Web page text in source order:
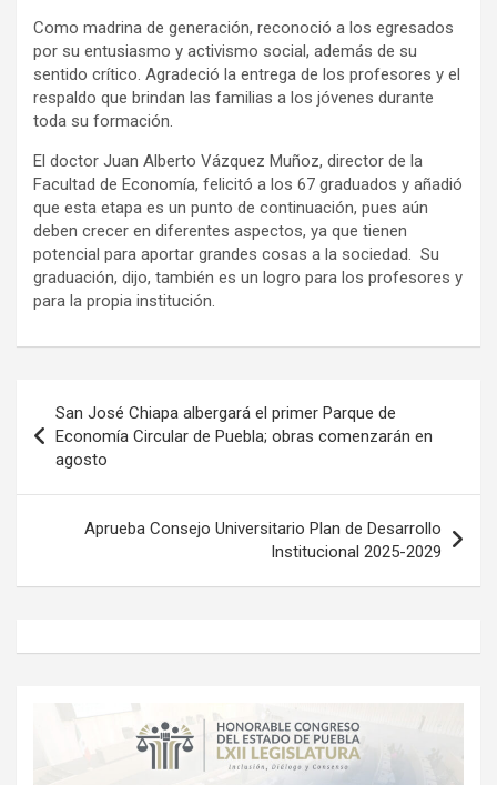
Como madrina de generación, reconoció a los egresados
por su entusiasmo y activismo social, además de su
sentido crítico. Agradeció la entrega de los profesores y el
respaldo que brindan las familias a los jóvenes durante
toda su formación.
El doctor Juan Alberto Vázquez Muñoz, director de la
Facultad de Economía, felicitó a los 67 graduados y añadió
que esta etapa es un punto de continuación, pues aún
deben crecer en diferentes aspectos, ya que tienen
potencial para aportar grandes cosas a la sociedad. Su
graduación, dijo, también es un logro para los profesores y
para la propia institución.
de
entradas
San José Chiapa albergará el primer Parque de
Economía Circular de Puebla; obras comenzarán en
agosto
Aprueba Consejo Universitario Plan de Desarrollo
Institucional 2025-2029